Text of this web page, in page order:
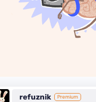
refuznik Premium